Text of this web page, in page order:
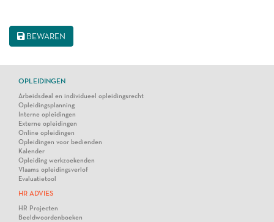
BEWAREN
OPLEIDINGEN
Arbeidsdeal en individueel opleidingsrecht
Opleidingsplanning
Interne opleidingen
Externe opleidingen
Online opleidingen
Opleidingen voor bedienden
Kalender
Opleiding werkzoekenden
Vlaams opleidingsverlof
Evaluatietool
HR ADVIES
HR Projecten
Beeldwoordenboeken